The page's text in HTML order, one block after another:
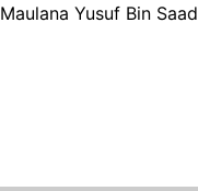
Maulana Yusuf Bin Saad